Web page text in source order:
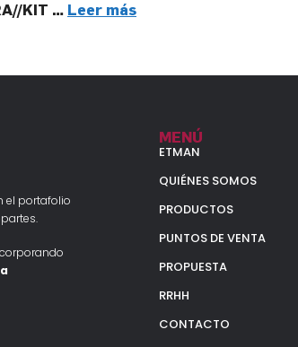
KIT … Leer más
el portafolio
MENÚ
ETMAN
QUIÉNES SOMOS
PRODUCTOS
PUNTOS DE VENTA
PROPUESTA
RRHH
CONTACTO